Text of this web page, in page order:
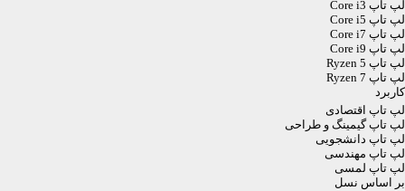
لپ تاپ Core i3
لپ تاپ Core i5
لپ تاپ Core i7
لپ تاپ Core i9
لپ تاپ Ryzen 5
لپ تاپ Ryzen 7
کاربرد
لپ تاپ اقتصادی
لپ تاپ گیمینگ و طراحی
لپ تاپ دانشجویی
لپ تاپ مهندسی
لپ تاپ لمسی
بر اساس نسل